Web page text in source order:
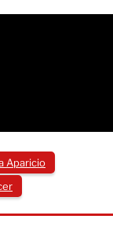
Aparicio